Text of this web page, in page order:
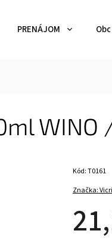
PRENÁJOM
WINO
Značka:
Kód:T0161